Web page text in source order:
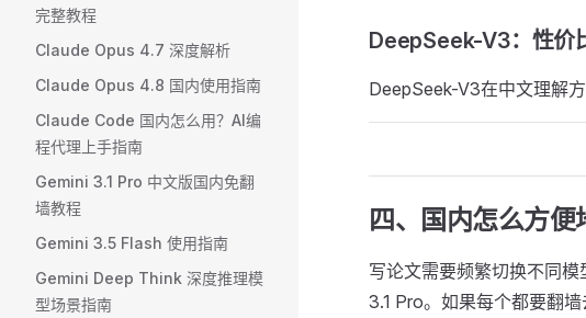
完整教程
Claude Opus 4.7 深度解析
Claude Opus 4.8 国内使用指南
Claude Code 国内怎么用？AI编
程代理上手指南
Gemini 3.1 Pro 中文版国内免翻
墙教程
Gemini 3.5 Flash 使用指南
Gemini Deep Think 深度推理模
型场景指南
DeepSeek-V3：性价
DeepSeek-V3在中文理解
四、国内怎么方便
写论文需要频繁切换不同
3.1 Pro。如果每个都要翻墙